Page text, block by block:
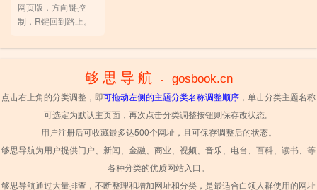
网页版，方向键控
制，R键回到路上。
够 思 导 航 - gosbook.cn
点击右上角的分类调整，即可拖动左侧的主题分类名称调整顺序 ，单击分类主题名称
可选定为默认主页面，再次点击分类调整按钮则保存改状态。
用户注册后可收藏最多达500个网址，且可保存调整后的状态。
够思导航为用户提供门户、新闻、金融、商业、视频、音乐、电台、百科、读书、等
各种分类的优质网站入口。
够思导航通过大量排查，不断整理和增加网址和分类，是最适合白领人群使用的网址